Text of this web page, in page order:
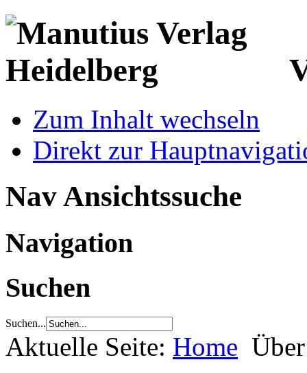
Zum Inhalt wechseln
Direkt zur
Nav Ansichtssuche
Navigation
Suchen
Suchen...
Aktuelle Seite: Home